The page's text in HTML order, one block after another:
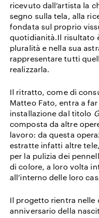
ricevuto dall’artista la
segno sulla tela, alla
fondata sul proprio
quotidianità.Il risultato
pluralità e nella sua
rappresentare tutti
realizzarla.
Il ritratto, come di
Matteo Fato, entra a
installazione dal titolo
composta da altre
lavoro: da questa
estratte infatti altre
per la pulizia dei
di colore, a loro volta
all’interno delle loro
Il progetto rientra nelle
anniversario della